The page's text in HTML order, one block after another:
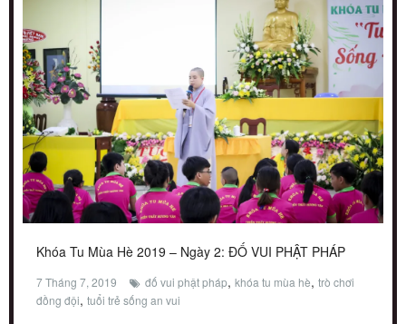
Khóa Tu Mùa Hè 2019 – Ngày 2: ĐỐ VUI PHẬT PHÁP
7 Tháng 7, 2019 đố vui phật pháp, khóa tu mùa hè, trò chơi
đồng đội, tuổi trẻ sống an vui